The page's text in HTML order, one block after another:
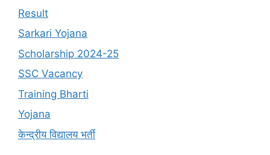
Result
Sarkari Yojana
Scholarship 2024-25
SSC Vacancy
Training Bharti
Yojana
केन्द्रीय विद्यालय भर्ती